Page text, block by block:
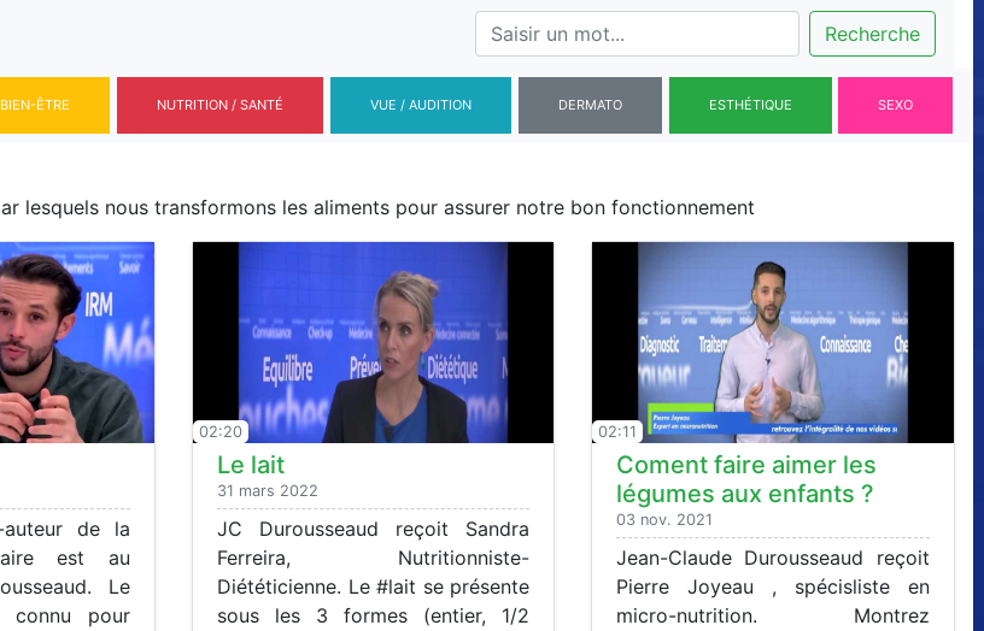
Recherche
ÊTRE NUTRITION / SANTÉ VUE / AUDITION DERMATO ESTHÉTIQUE SEXO
lesquels nous transformons les aliments pour assurer notre bon fonctionnement
auteur de la
est au
Le
connu pour
02:20
Le lait
31 mars 2022
JC Durousseaud reçoit Sandra
Ferreira, Nutritionniste-
Diététicienne. Le #lait se présente
sous les 3 formes (entier, 1/2
02:11
Coment faire aimer les
légumes aux enfants ?
03 nov. 2021
Jean-Claude Durousseaud reçoit
Pierre Joyeau , spécisliste en
micro-nutrition. Montrez